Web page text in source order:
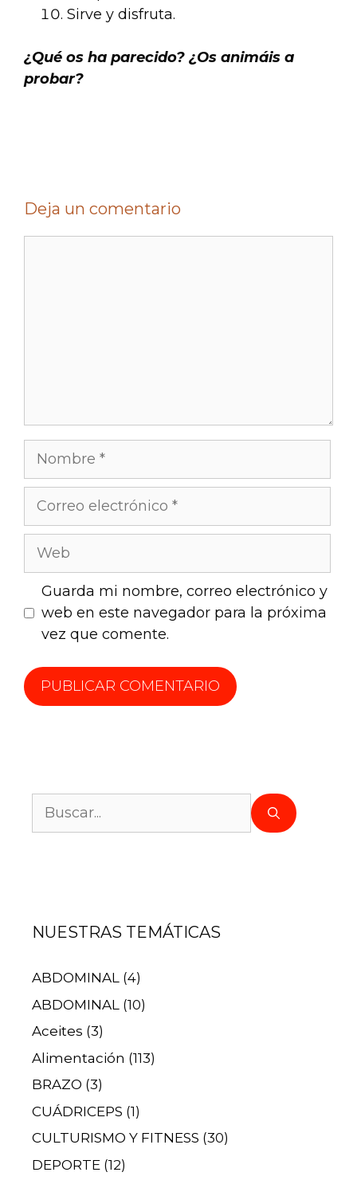
Sirve y disfruta.
¿Qué os ha parecido? ¿Os animáis a
probar?
Deja un comentario
Guarda mi nombre, correo electrónico y
web en este navegador para la próxima
vez que comente.
NUESTRAS TEMÁTICAS
ABDOMINAL (4)
ABDOMINAL (10)
Aceites (3)
Alimentación (113)
BRAZO (3)
CUÁDRICEPS (1)
CULTURISMO Y FITNESS (30)
DEPORTE (12)